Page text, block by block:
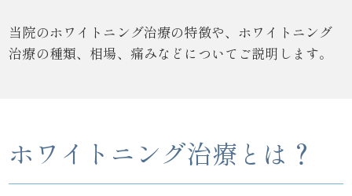
当院のホワイトニング治療の特徴や、ホワイトニング
治療の種類、相場、痛みなどについてご説明します。
ホワイトニング治療とは？